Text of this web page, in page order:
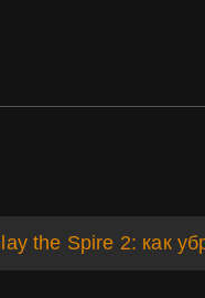
the Spire 2: как